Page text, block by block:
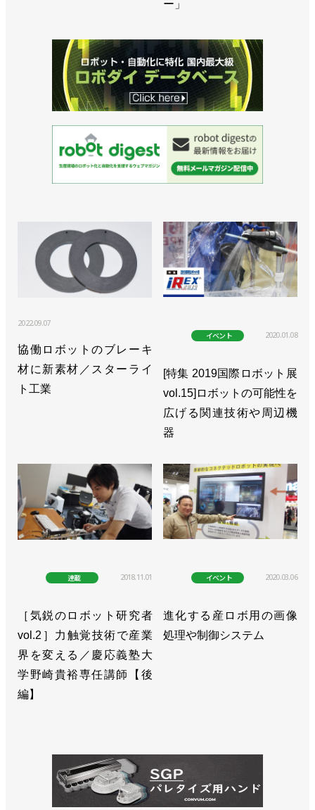
ー」
2022.09.07
協働ロボットのブレーキ
材に新素材／スターライ
ト工業
イベント 2020.01.08
[特集 2019国際ロボット展
vol.15]ロボットの可能性を
広げる関連技術や周辺機
器
連載 2018.11.01
［気鋭のロボット研究者
vol.2］力触覚技術で産業
界を変える／慶応義塾大
学野崎貴裕専任講師【後
編】
イベント 2020.03.06
進化する産ロボ用の画像
処理や制御システム